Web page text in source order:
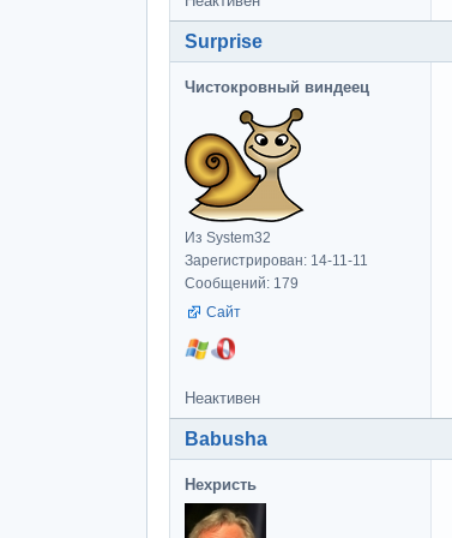
Surprise
Чистокровный виндеец
Из System32
Зарегистрирован: 14-11-11
Сообщений: 179
Сайт
Неактивен
Babusha
Нехристь